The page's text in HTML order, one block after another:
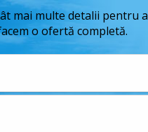
mai multe detalii pentru a
o ofertă completă.